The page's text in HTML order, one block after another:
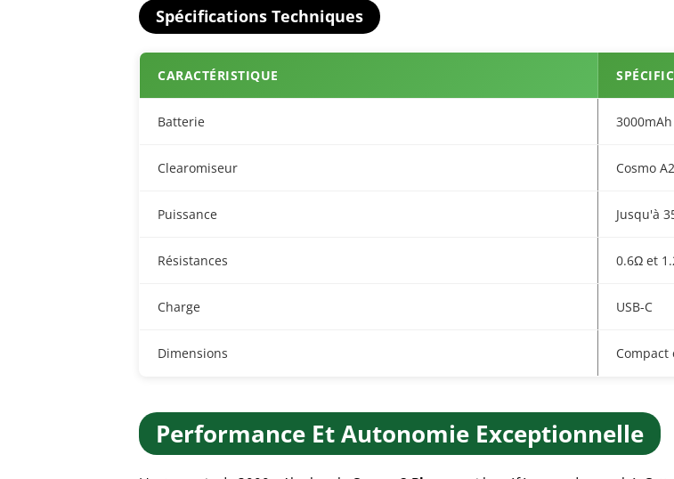
Spécifications Techniques
CARACTÉRISTIQUE
Batterie
Clearomiseur Cosmo
Puissance Jusqu'à
Résistances 0.6Ω et
Charge USB-C
Dimensions
Performance Et Autonomie Exceptionnelle